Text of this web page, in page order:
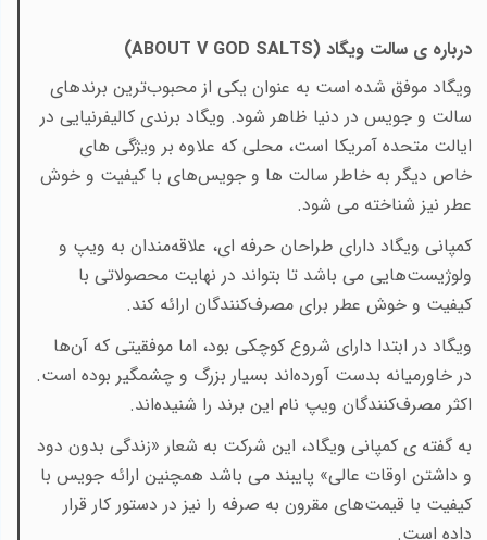
درباره ی سالت ویگاد (ABOUT V GOD SALTS
)
ویگاد موفق شده است به عنوان یکی از محبوب‌ترین برندهای
سالت و جویس در دنیا ظاهر شود. ویگاد برندی کالیفرنیایی در
ایالت متحده آمریکا است، محلی که علاوه بر ویژگی های
خاص دیگر به‌ خاطر سالت ها و جویس‌های با کیفیت و خوش
عطر نیز شناخته می شود.
کمپانی ویگاد دارای طراحان حرفه ای، علا‌قه‌مندان به ویپ و
ولوژیست‌هایی می باشد تا بتواند در نهایت محصولاتی با
کیفیت و خوش عطر برای مصرف‌کنندگان ارائه کند.
ویگاد در ابتدا دارای شروع کوچکی بود، اما موفقیتی که آن‌ها
در خاورمیانه بدست آورده‌اند بسیار بزرگ و چشمگیر بوده است.
اکثر مصرف‌کنندگان ویپ نام این برند را شنیده‌اند.
به گفته ی کمپانی ویگاد، این شرکت به شعار «زندگی بدون دود
و داشتن اوقات عالی» پایبند می باشد همچنین ارائه جویس با
کیفیت با قیمت‌های مقرون به صرفه را نیز در دستور کار قرار
داده است.